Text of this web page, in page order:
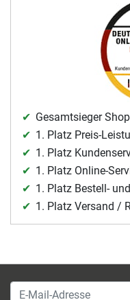
Gesamtsieger
1. Platz Preis-
1. Platz
1. Platz Online-
1. Platz Bestell-
1. Platz Versand /
E-Mail-Adresse